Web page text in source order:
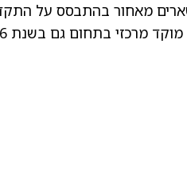
מרכזי בתחום גם בשנת 2026.